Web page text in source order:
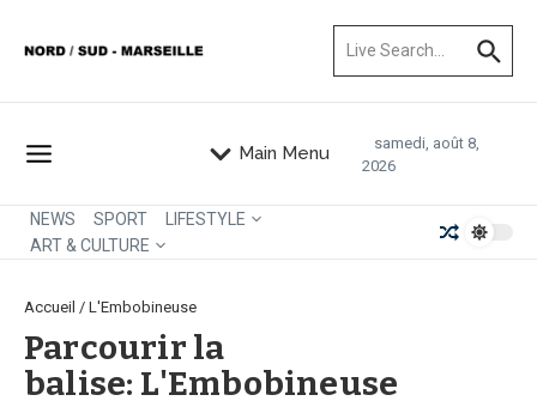
Main Menu
samedi, août 8,
2026
NEWS SPORT
LIFESTYLE
ART & CULTURE
Accueil / L'Embobineuse
Parcourir la
balise: L'Embobineuse